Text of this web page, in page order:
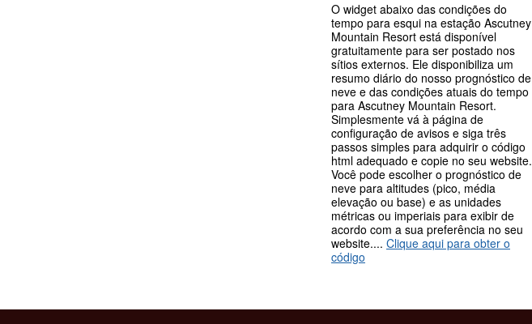
O widget abaixo das condições do
tempo para esqui na estação Ascutney
Mountain Resort está disponível
gratuitamente para ser postado nos
sítios externos. Ele disponibiliza um
resumo diário do nosso prognóstico de
neve e das condições atuais do tempo
para Ascutney Mountain Resort.
Simplesmente vá à página de
configuração de avisos e siga três
passos simples para adquirir o código
html adequado e copie no seu website.
Você pode escolher o prognóstico de
neve para altitudes (pico, média
elevação ou base) e as unidades
métricas ou imperiais para exibir de
acordo com a sua preferência no seu
website.... Clique aqui para obter o
código